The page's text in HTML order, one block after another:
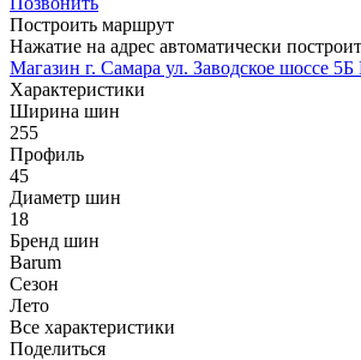
Построить маршрут
Нажатие на адрес автоматически
Магазин г. Самара ул. Заводское шоссе 5Б
Характеристики
Ширина шин
255
Профиль
45
Диаметр шин
18
Бренд шин
Barum
Сезон
Лето
Все характеристики
Поделиться